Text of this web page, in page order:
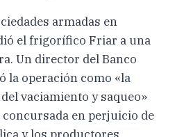
armadas en
el frigorífico Friar a una
Un director del Banco
la operación como «la
vaciamiento y saqueo»
concursada en perjuicio de